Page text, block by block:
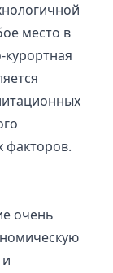
место в
курортная
факторов.
очень